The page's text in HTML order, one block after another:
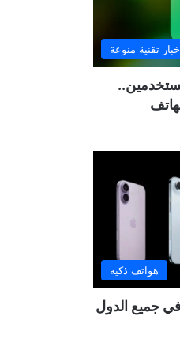
تقنية منوعة
هواتف ذكية
مقارنة بين أسعار آيفون 17 في جميع الدول